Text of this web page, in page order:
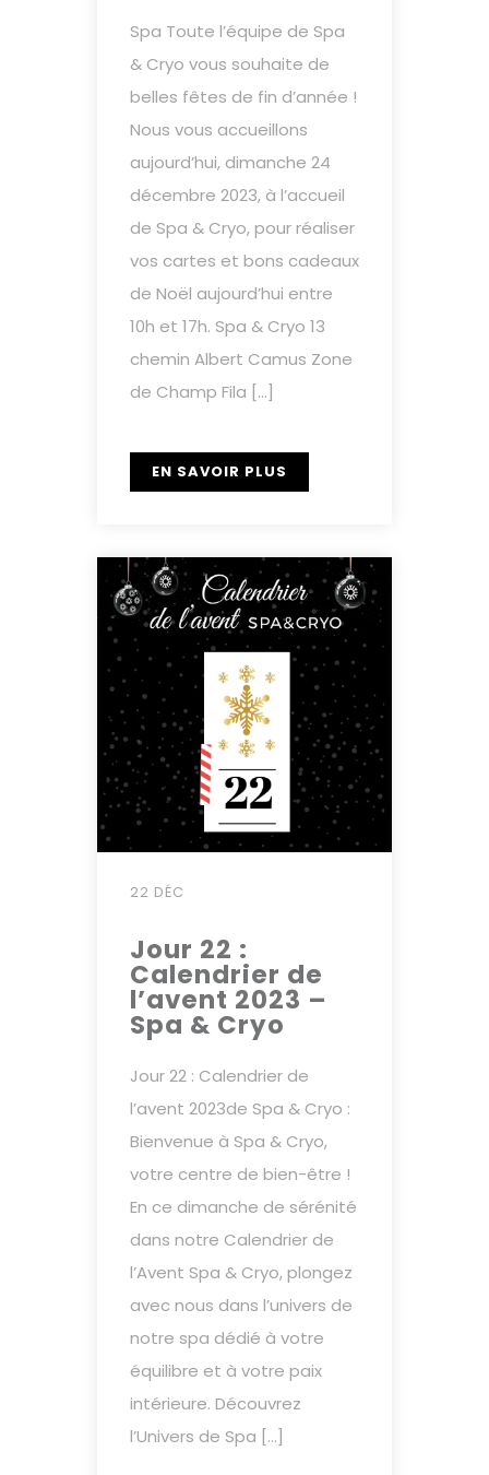
Spa Toute l’équipe de Spa
& Cryo vous souhaite de
belles fêtes de fin d’année !
Nous vous accueillons
aujourd’hui, dimanche 24
décembre 2023, à l’accueil
de Spa & Cryo, pour réaliser
vos cartes et bons cadeaux
de Noël aujourd’hui entre
10h et 17h. Spa & Cryo 13
chemin Albert Camus Zone
de Champ Fila […]
EN SAVOIR PLUS
22 DÉC
Jour 22 :
Calendrier de
l’avent 2023 –
Spa & Cryo
Jour 22 : Calendrier de
l’avent 2023de Spa & Cryo :
Bienvenue à Spa & Cryo,
votre centre de bien-être !
En ce dimanche de sérénité
dans notre Calendrier de
l’Avent Spa & Cryo, plongez
avec nous dans l’univers de
notre spa dédié à votre
équilibre et à votre paix
intérieure. Découvrez
l’Univers de Spa […]